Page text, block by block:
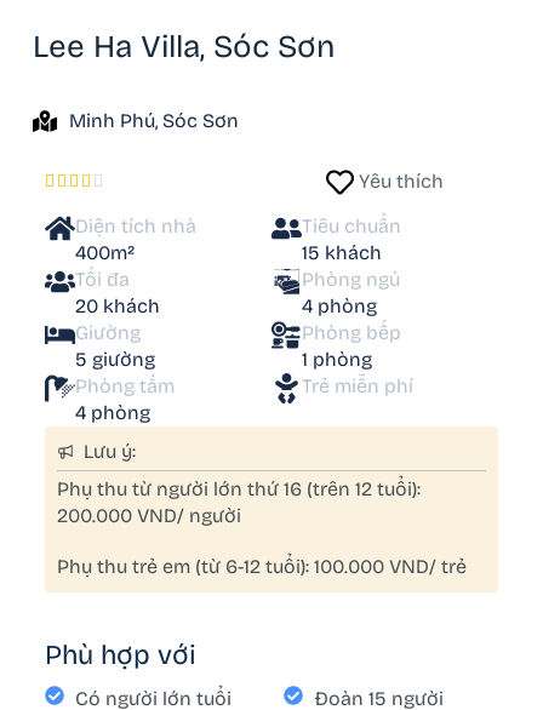
Lee Ha Villa, Sóc Sơn
Minh Phú, Sóc Sơn
    
Yêu thích
Diện tích nhà
400m²
Tiêu chuẩn
15 khách
Tối đa
20 khách
Phòng ngủ
4 phòng
Giường
5 giường
Phòng bếp
1 phòng
Phòng tắm
4 phòng
Trẻ miễn phí
Lưu ý:
Phụ thu từ người lớn thứ 16 (trên 12 tuổi):
200.000 VND/ người
Phụ thu trẻ em (từ 6-12 tuổi): 100.000 VND/ trẻ
Phù hợp với
Có người lớn tuổi Đoàn 15 người